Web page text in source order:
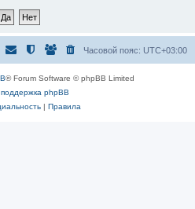
Часовой пояс: UTC+03:00
® Forum Software © phpBB Limited
поддержка phpBB
| Правила